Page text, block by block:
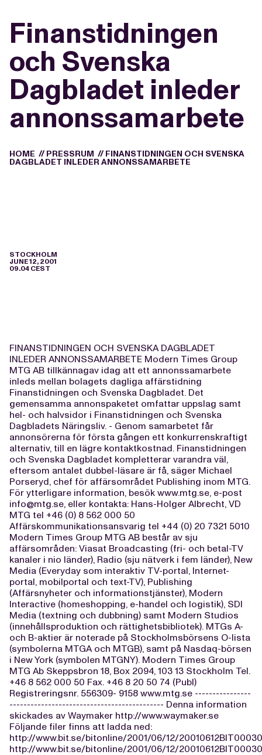
Finanstidningen
och Svenska
Dagbladet inleder
annonssamarbete
HOME // PRESSRUM // FINANSTIDNINGEN OCH SVENSKA
DAGBLADET INLEDER ANNONSSAMARBETE
STOCKHOLM
JUNE 12, 2001
09.04 CEST
FINANSTIDNINGEN OCH SVENSKA DAGBLADET
INLEDER ANNONSSAMARBETE Modern Times Group
MTG AB tillkännagav idag att ett annonssamarbete
inleds mellan bolagets dagliga affärstidning
Finanstidningen och Svenska Dagbladet. Det
gemensamma annonspaketet omfattar uppslag samt
hel- och halvsidor i Finanstidningen och Svenska
Dagbladets Näringsliv. - Genom samarbetet får
annonsörerna för första gången ett konkurrenskraftigt
alternativ, till en lägre kontaktkostnad. Finanstidningen
och Svenska Dagbladet kompletterar varandra väl,
eftersom antalet dubbel-läsare är få, säger Michael
Porseryd, chef för affärsområdet Publishing inom MTG.
För ytterligare information, besök www.mtg.se, e-post
info@mtg.se, eller kontakta: Hans-Holger Albrecht, VD
MTG tel +46 (0) 8 562 000 50
Affärskommunikationsansvarig tel +44 (0) 20 7321 5010
Modern Times Group MTG AB består av sju
affärsområden: Viasat Broadcasting (fri- och betal-TV
kanaler i nio länder), Radio (sju nätverk i fem länder), New
Media (Everyday som interaktiv TV-portal, Internet-
portal, mobilportal och text-TV), Publishing
(Affärsnyheter och informationstjänster), Modern
Interactive (homeshopping, e-handel och logistik), SDI
Media (textning och dubbning) samt Modern Studios
(innehållsproduktion och rättighetsbibliotek). MTGs A-
och B-aktier är noterade på Stockholmsbörsens O-lista
(symbolerna MTGA och MTGB), samt på Nasdaq-börsen
i New York (symbolen MTGNY). Modern Times Group
MTG Ab Skeppsbron 18, Box 2094, 103 13 Stockholm Tel.
+46 8 562 000 50 Fax. +46 8 20 50 74 (Publ)
Registreringsnr. 556309- 9158 www.mtg.se ----------------
-------------------------------------------- Denna information
skickades av Waymaker http://www.waymaker.se
Följande filer finns att ladda ned:
http://www.bit.se/bitonline/2001/06/12/
http://www.bit.se/bitonline/2001/06/12/